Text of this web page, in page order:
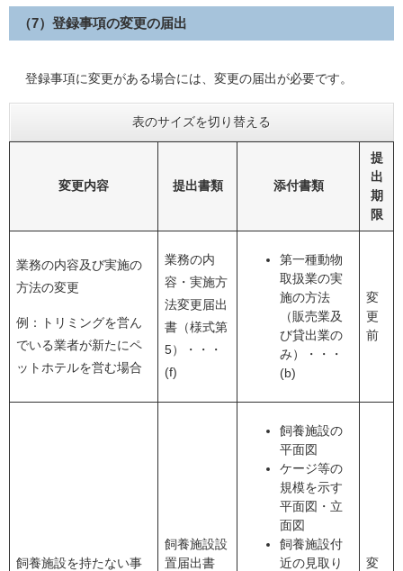
（7）登録事項の変更の届出
登録事項に変更がある場合には、変更の届出が必要です。
表のサイズを切り替える
変更内容 提出書類 添付書類
提
出
期
限
業務の内容及び実施の
方法の変更
例：トリミングを営ん
でいる業者が新たにペ
ットホテルを営む場合
業務の内
容・実施方
法変更届出
書（様式第
5）・・・
(f)
第一種動物
取扱業の実
施の方法
（販売業及
び貸出業の
み）・・・
(b)
変
更
前
飼養施設を持たない事
飼養施設設
置届出書
飼養施設の
平面図
ケージ等の
規模を示す
平面図・立
面図
飼養施設付
近の見取り
変